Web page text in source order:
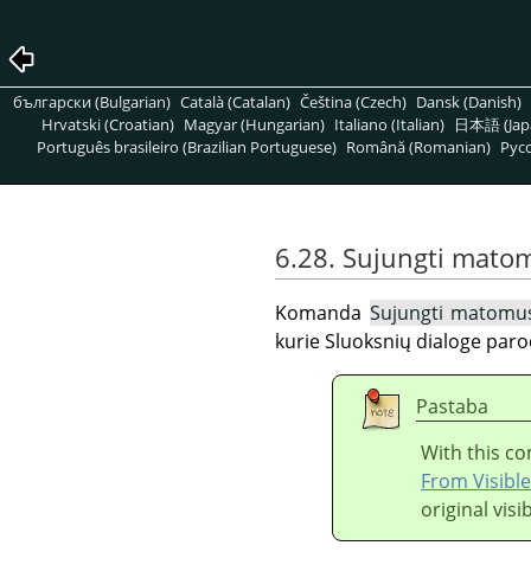
български (Bulgarian) Català (Catalan) Čeština (Czech) Dansk (Danish)
Hrvatski (Croatian) Magyar (Hungarian) Italiano (Italian) 日本語
Português brasileiro (Brazilian Portuguese) Română (Romanian)
6.28. Sujungti
Komanda Sujungti
kurie Sluoksnių dialoge
Pastaba
With this
From Visible
original